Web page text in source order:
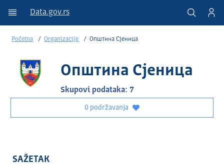
Data.gov.rs
Početna Organizacije Општина Сјеница
Општина Сјеница
Skupovi podataka: 7
0 podržavanja
SAŽETAK